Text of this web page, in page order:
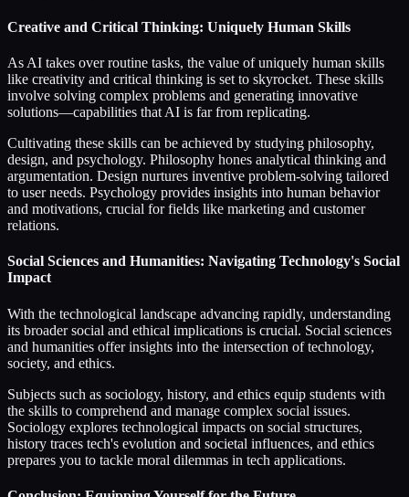
Creative and Critical Thinking: Uniquely Human Skills
As AI takes over routine tasks, the value of uniquely human skills
like creativity and critical thinking is set to skyrocket. These skills
involve solving complex problems and generating innovative
solutions—capabilities that AI is far from replicating.
Cultivating these skills can be achieved by studying philosophy,
design, and psychology. Philosophy hones analytical thinking and
argumentation. Design nurtures inventive problem-solving tailored
to user needs. Psychology provides insights into human behavior
and motivations, crucial for fields like marketing and customer
relations.
Social Sciences and Humanities: Navigating Technology's Social
Impact
With the technological landscape advancing rapidly, understanding
its broader social and ethical implications is crucial. Social sciences
and humanities offer insights into the intersection of technology,
society, and ethics.
Subjects such as sociology, history, and ethics equip students with
the skills to comprehend and manage complex social issues.
Sociology explores technological impacts on social structures,
history traces tech's evolution and societal influences, and ethics
prepares you to tackle moral dilemmas in tech applications.